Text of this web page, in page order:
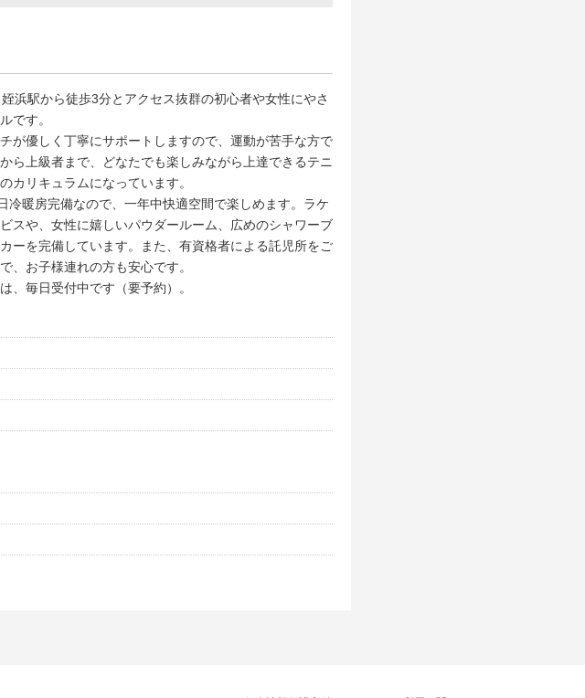
浜駅から徒歩3分とアクセス抜群の初心者や女性にやさ
です。
が優しく丁寧にサポートしますので、運動が苦手な方で
ら上級者まで、どなたでも楽しみながら上達できるテニ
カリキュラムになっています。
冷暖房完備なので、一年中快適空間で楽しめます。ラケ
スや、女性に嬉しいパウダールーム、広めのシャワーブ
ーを完備しています。また、有資格者による託児所をご
、お子様連れの方も安心です。
、毎日受付中です（要予約）。